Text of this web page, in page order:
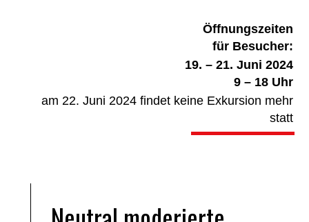
Öffnungszeiten
für Besucher:
19. – 21. Juni 2024
9 – 18 Uhr
am 22. Juni 2024 findet keine Exkursion mehr
statt